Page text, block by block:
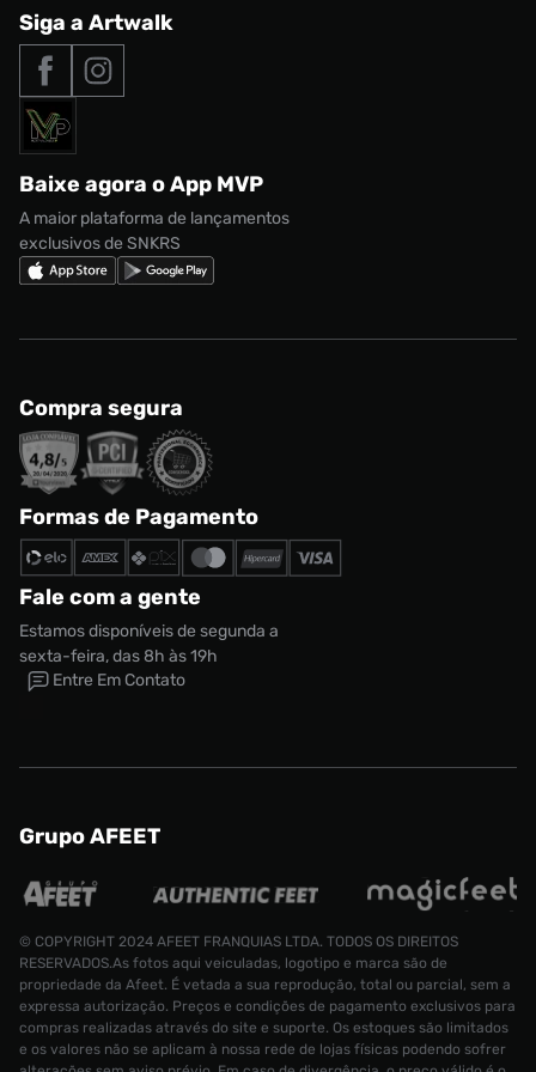
Outlet
Roupas
Acessórios
Marcas
adidas Samba
Nike Air Max
adidas Adi2000
adidas Campus
Nike Shox
Seja um franqueado
Nossas lojas
Termos de uso
Política de privacidade
Regulamento CRM/ CASHBACK
Regulamento Cupom
Central de Relacionamento
Tipos de entrega
Formas de Pagamento
Solicite seus dados
Siga a Artwalk
Baixe agora o App MVP
A maior plataforma de lançamentos
exclusivos de SNKRS
Compra segura
Formas de Pagamento
Fale com a gente
Estamos disponíveis de segunda a
sexta-feira, das 8h às 19h
Entre Em Contato
Grupo AFEET
© COPYRIGHT 2024 AFEET FRANQUIAS LTDA. TODOS OS DIREITOS
RESERVADOS.As fotos aqui veiculadas, logotipo e marca são de
propriedade da Afeet. É vetada a sua reprodução, total ou parcial, sem a
expressa autorização. Preços e condições de pagamento exclusivos para
compras realizadas através do site e suporte. Os estoques são limitados
e os valores não se aplicam à nossa rede de lojas físicas podendo sofrer